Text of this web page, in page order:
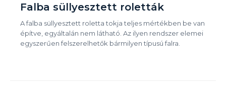
Falba süllyesztett roletták
A falba süllyesztett roletta tokja teljes mértékben be van
építve, egyáltalán nem látható. Az ilyen rendszer elemei
egyszerűen felszerelhetők bármilyen típusú falra.